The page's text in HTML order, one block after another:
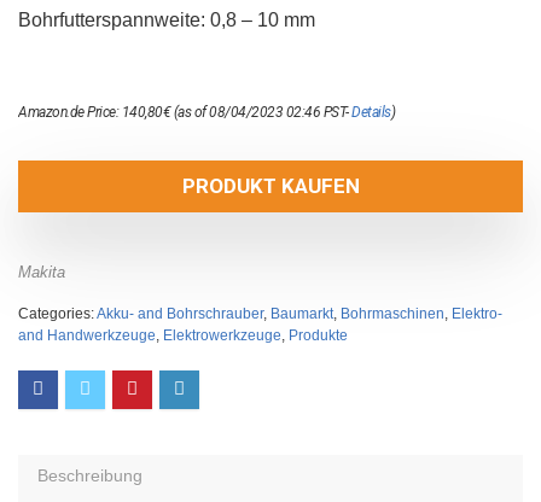
Bohrfutterspannweite: 0,8 – 10 mm
Amazon.de Price: 140,80€(as of 08/04/2023 02:46 PST-Details)
PRODUKT KAUFEN
Makita
Categories:Akku- and Bohrschrauber, Baumarkt, Bohrmaschinen, Elektro-
and Handwerkzeuge, Elektrowerkzeuge, Produkte
Beschreibung